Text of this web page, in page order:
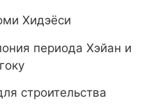
Хидэёси
периода Хэйан и
строительства